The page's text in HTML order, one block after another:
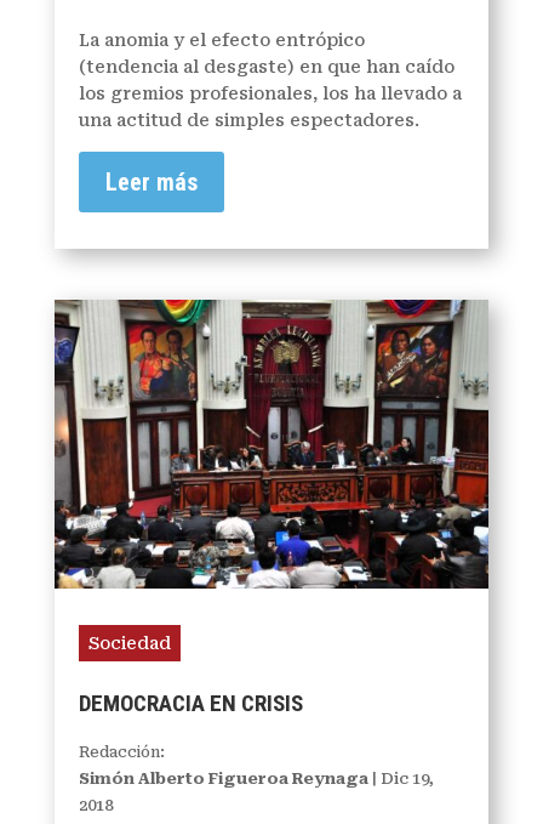
La anomia y el efecto entrópico
(tendencia al desgaste) en que han caído
los gremios profesionales, los ha llevado a
una actitud de simples espectadores.
Leer más
Sociedad
DEMOCRACIA EN CRISIS
Redacción:
Simón Alberto Figueroa Reynaga
Dic 19,
2018